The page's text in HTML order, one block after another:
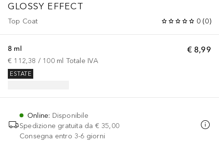
GLOSSY EFFECT
Top Coat 0 (0)
€ 8,99
8 ml
€ 112,38 / 100 ml Totale IVA
ESTATE
Online: Disponibile
Spedizione gratuita da € 35,00
Consegna entro 3-6 giorni